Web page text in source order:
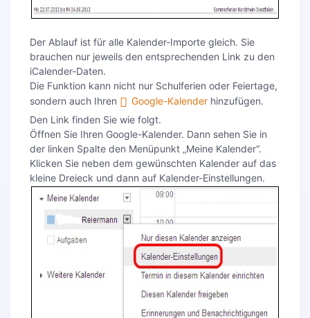
Der Ablauf ist für alle Kalender-Importe gleich. Sie
brauchen nur jeweils den entsprechenden Link zu den
iCalender-Daten.
Die Funktion kann nicht nur Schulferien oder Feiertage,
sondern auch Ihren
Google-Kalenderhinzufügen.
Den Link finden Sie wie folgt.
Öffnen Sie Ihren Google-Kalender. Dann sehen Sie in
der linken Spalte den Menüpunkt „Meine Kalender“.
Klicken Sie neben dem gewünschten Kalender auf das
kleine Dreieck und dann auf Kalender-Einstellungen.